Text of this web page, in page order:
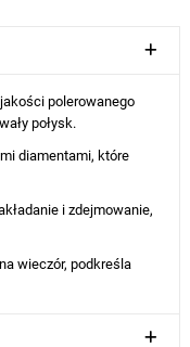
polerowanego
połysk.
diamentami, które
i zdejmowanie,
wieczór, podkreśla